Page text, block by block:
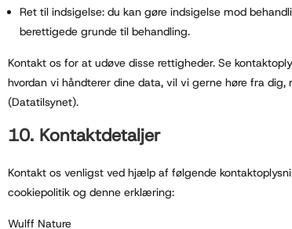
Ret til indsigelse: du kan gøre indsigelse mod
berettigede grunde til behandling.
Kontakt os for at udøve disse rettigheder. Se
hvordan vi håndterer dine data, vil vi gerne høre fra
(Datatilsynet).
10. Kontaktdetaljer
Kontakt os venligst ved hjælp af følgende
cookiepolitik og denne erklæring:
Wulff Nature